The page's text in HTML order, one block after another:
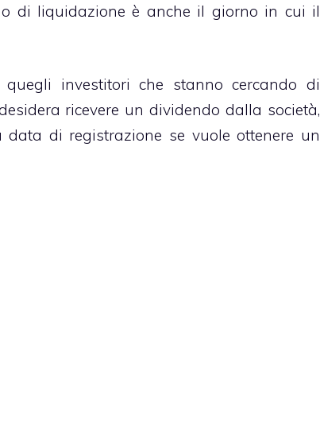
di liquidazione è anche il giorno in cui il
investitori che stanno cercando di
ricevere un dividendo dalla società,
data di registrazione se vuole ottenere un